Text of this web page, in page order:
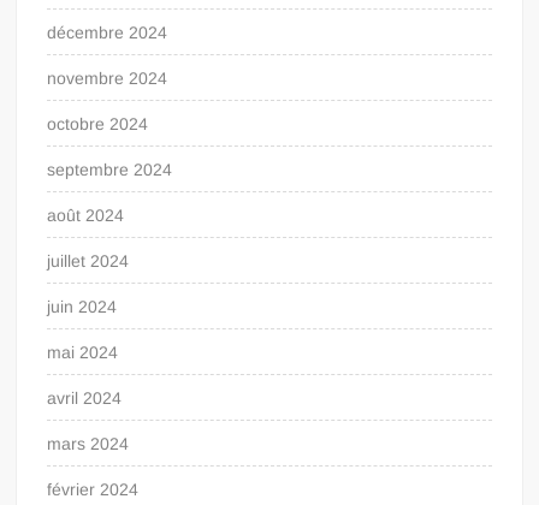
décembre 2024
novembre 2024
octobre 2024
septembre 2024
août 2024
juillet 2024
juin 2024
mai 2024
avril 2024
mars 2024
février 2024